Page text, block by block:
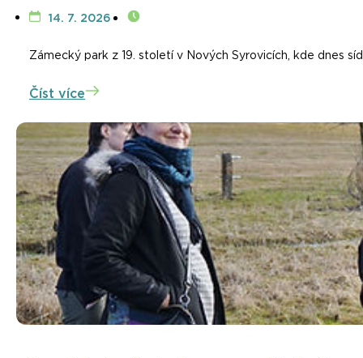
14. 7. 2026
Zámecký park z 19. století v Nových Syrovicích, kde dnes
Číst více